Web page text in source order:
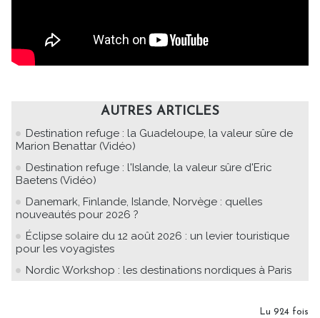
AUTRES ARTICLES
Destination refuge : la Guadeloupe, la valeur sûre de
Marion Benattar (Vidéo)
Destination refuge : l'Islande, la valeur sûre d'Eric
Baetens (Vidéo)
Danemark, Finlande, Islande, Norvège : quelles
nouveautés pour 2026 ?
Éclipse solaire du 12 août 2026 : un levier touristique
pour les voyagistes
Nordic Workshop : les destinations nordiques à Paris
Lu 924 fois